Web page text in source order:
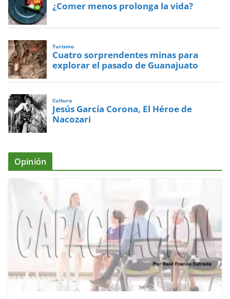
¿Comer menos prolonga la vida?
Turismo
Cuatro sorprendentes minas para
explorar el pasado de Guanajuato
Cultura
Jesús García Corona, El Héroe de
Nacozari
Opinión